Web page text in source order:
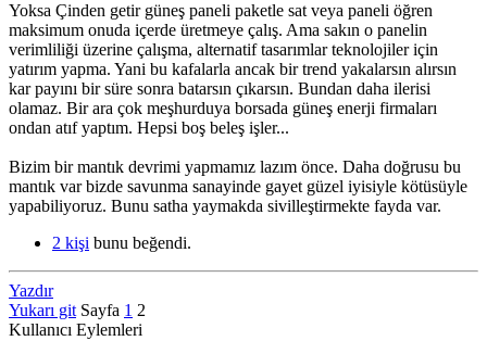
Yoksa Çinden getir güneş paneli paketle sat veya paneli öğren
maksimum onuda içerde üretmeye çalış. Ama sakın o panelin
verimliliği üzerine çalışma, alternatif tasarımlar teknolojiler için
yatırım yapma. Yani bu kafalarla ancak bir trend yakalarsın alırsın
kar payını bir süre sonra batarsın çıkarsın. Bundan daha ilerisi
olamaz. Bir ara çok meşhurduya borsada güneş enerji firmaları
ondan atıf yaptım. Hepsi boş beleş işler...
Bizim bir mantık devrimi yapmamız lazım önce. Daha doğrusu bu
mantık var bizde savunma sanayinde gayet güzel iyisiyle kötüsüyle
yapabiliyoruz. Bunu satha yaymakda sivilleştirmekte fayda var.
2 kişi bunu beğendi.
Yazdır
Yukarı git Sayfa 1 2
Kullanıcı Eylemleri